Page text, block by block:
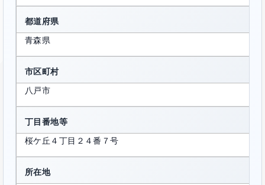
都道府県
青森県
市区町村
八戸市
丁目番地等
桜ケ丘４丁目２４番７号
所在地